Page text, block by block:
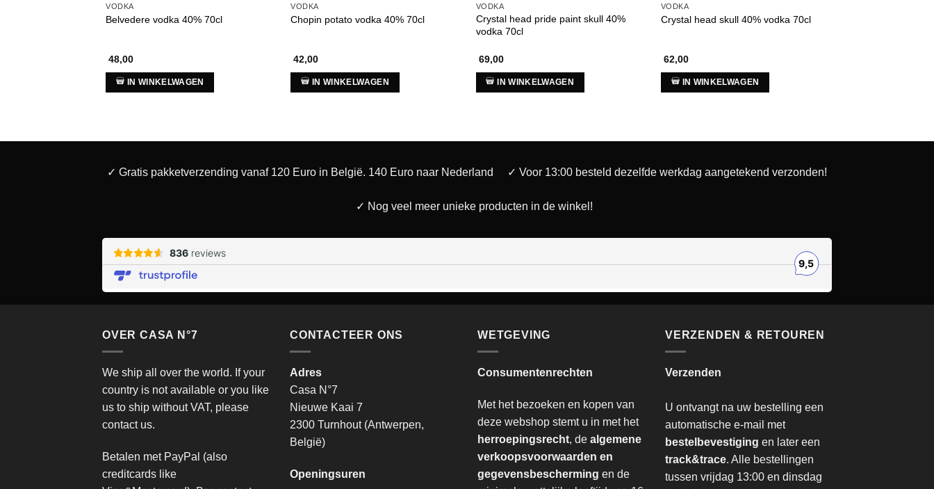
VODKA
Belvedere vodka 40% 70cl
48,00
IN WINKELWAGEN
VODKA
Chopin potato vodka 40% 70cl
42,00
IN WINKELWAGEN
VODKA
Crystal head pride paint skull 40%
vodka 70cl
69,00
IN WINKELWAGEN
VODKA
Crystal head skull 40% vodka 70cl
62,00
IN WINKELWAGEN
✓ Gratis pakketverzending vanaf 120 Euro in België. 140 Euro naar Nederland ✓ Voor 13:00 besteld dezelfde werkdag aangetekend verzonden!
✓ Nog veel meer unieke producten in de winkel!
OVER CASA N°7
We ship all over the world. If your
country is not available or you like
us to ship without VAT, please
contact us.
Betalen met PayPal (also
creditcards like
CONTACTEER ONS
Adres
Casa N°7
Nieuwe Kaai 7
2300 Turnhout (Antwerpen,
België)
Openingsuren
WETGEVING
Consumentenrechten
Met het bezoeken en kopen van
deze webshop stemt u in met het
herroepingsrecht, de algemene
verkoopsvoorwaarden en
gegevensbescherming en de
VERZENDEN & RETOUREN
Verzenden
U ontvangt na uw bestelling een
automatische e-mail met
bestelbevestiging en later een
track&trace. Alle bestellingen
tussen vrijdag 13:00 en dinsdag